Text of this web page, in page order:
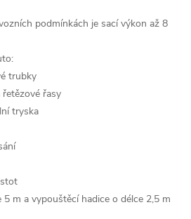
podmínkách je sací výkon až 8
trubky
řasy
tryska
5 m a vypouštěcí hadice o délce 2,5 m